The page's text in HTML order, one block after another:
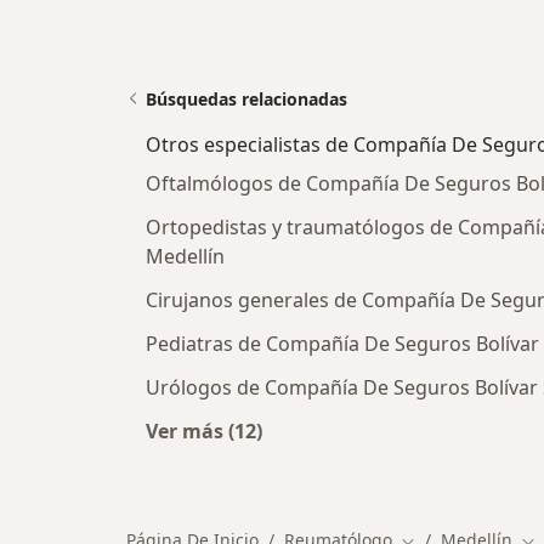
Búsquedas relacionadas
Otros especialistas de Compañía De
Oftalmólogos de Compañía De Seguros
Ortopedistas y traumatólogos de
Medellín
Cirujanos generales de Compañía De
Pediatras de Compañía De Seguros Bolívar
Urólogos de Compañía De Seguros Bolívar
Ver más (12)